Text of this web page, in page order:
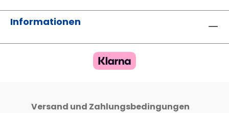
perfekte Ergebnisse bei Lackarbeiten.
Informationen
Versand und Zahlungsbedingungen